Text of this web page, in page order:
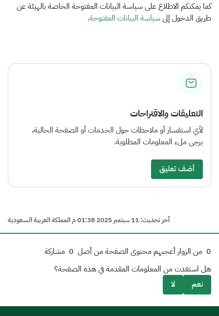
كما يمكنكم الاطلاع على سياسة البيانات المفتوحة الخاصة بالهيئة عن
طريق الدخول إلىسياسة البيانات المفتوحة​.​
التعليقات والاقتراحات
لأي استفسار أو ملاحظات حول الخدمات أو الصفحة الحالية،
يرجى ملء المعلومات المطلوبة.
أضف تعليق
آخر تحديث: 11 سبتمبر 2025 01:38 م المملكة العربية السعودية
0 من الزوار أعجبهم محتوى الصفحة من أصل 0 مشاركة
هل استفدت من المعلومات المقدمة في هذه الصفحة؟
نعم
لا